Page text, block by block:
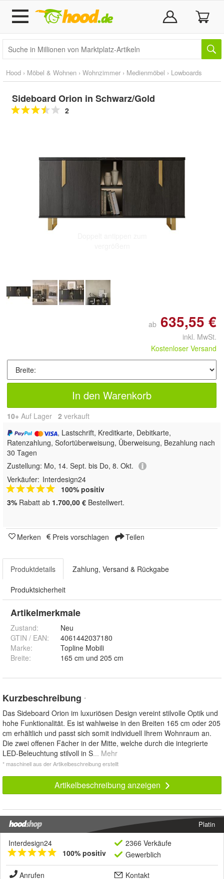
Hood › Möbel & Wohnen › Wohnzimmer › Medienmöbel › Lowboards
Sideboard Orion in Schwarz/Gold
2
ab 635,55 €
inkl. MwSt.
Kostenloser Versand
In den Warenkorb
10+ Auf Lager 2 verkauft
, Lastschrift, Kreditkarte, Debitkarte,
Ratenzahlung, Sofortüberweisung, Überweisung, Bezahlung nach
30 Tagen
Zustellung: Mo, 14. Sept. bis Do, 8. Okt.
Verkäufer: Interdesign24
100% positiv
3% Rabatt ab 1.700,00 € Bestellwert.
Merken Preis vorschlagen Teilen
Produktdetails Zahlung, Versand & Rückgabe
Produktsicherheit
Artikelmerkmale
Zustand:
Neu
GTIN / EAN:
4061442037180
Marke:
Topline Mobili
Breite: 165 cm und 205 cm
Kurzbeschreibung *
Das Sideboard Orion im luxuriösen Design vereint stilvolle Optik und
hohe Funktionalität. Es ist wahlweise in den Breiten 165 cm oder 205
cm erhältlich und passt sich somit individuell Ihrem Wohnraum an.
Die zwei offenen Fächer in der Mitte, welche durch die integrierte
LED-Beleuchtung stilvoll in S... Mehr
* maschinell aus der Artikelbeschreibung erstellt
Artikelbeschreibung anzeigen
Platin
Interdesign24
100% positiv
2366 Verkäufe
Gewerblich
Anrufen
Kontakt